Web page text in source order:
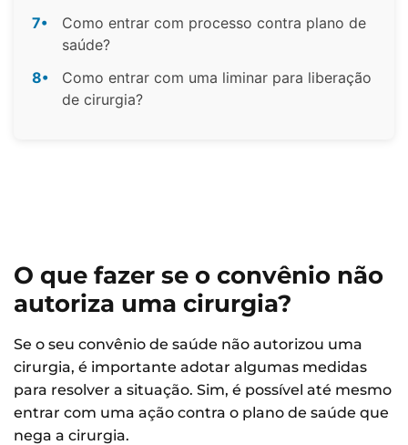
7•
Como entrar com processo contra plano de
saúde?
8•
Como entrar com uma liminar para liberação
de cirurgia?
O que fazer se o convênio não
autoriza uma cirurgia?
Se o seu convênio de saúde não autorizou uma
cirurgia, é importante adotar algumas medidas
para resolver a situação. Sim, é possível até mesmo
entrar com uma ação contra o plano de saúde que
nega a cirurgia.